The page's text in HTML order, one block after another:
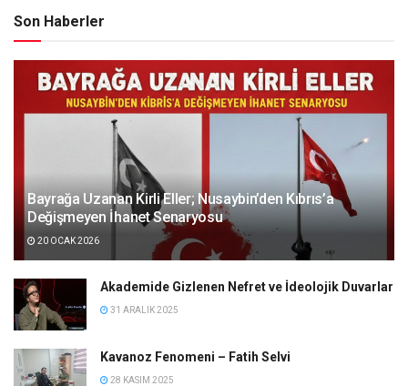
Son Haberler
Bayrağa Uzanan Kirli Eller; Nusaybin’den Kıbrıs’a
Değişmeyen İhanet Senaryosu
20 OCAK 2026
Akademide Gizlenen Nefret ve İdeolojik Duvarlar
31 ARALIK 2025
Kavanoz Fenomeni – Fatih Selvi
28 KASIM 2025